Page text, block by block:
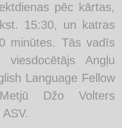
pēc kārtas,
15:30, un katras
minūtes. Tās vadīs
viesdocētājs Angļu
Language Fellow
Džo Volters